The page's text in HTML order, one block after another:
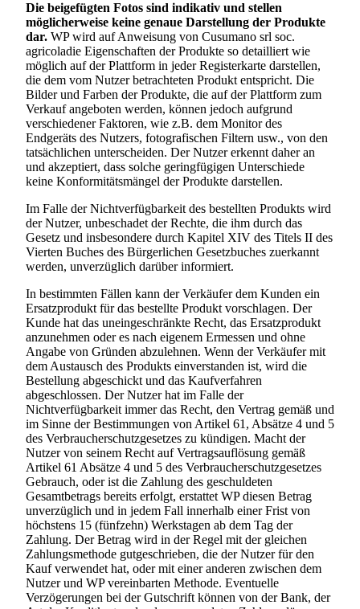
Die beigefügten Fotos sind indikativ und stellen
möglicherweise keine genaue Darstellung der Produkte
dar. WP wird auf Anweisung von Cusumano srl soc.
agricoladie Eigenschaften der Produkte so detailliert wie
möglich auf der Plattform in jeder Registerkarte darstellen,
die dem vom Nutzer betrachteten Produkt entspricht. Die
Bilder und Farben der Produkte, die auf der Plattform zum
Verkauf angeboten werden, können jedoch aufgrund
verschiedener Faktoren, wie z.B. dem Monitor des
Endgeräts des Nutzers, fotografischen Filtern usw., von den
tatsächlichen unterscheiden. Der Nutzer erkennt daher an
und akzeptiert, dass solche geringfügigen Unterschiede
keine Konformitätsmängel der Produkte darstellen.
Im Falle der Nichtverfügbarkeit des bestellten Produkts wird
der Nutzer, unbeschadet der Rechte, die ihm durch das
Gesetz und insbesondere durch Kapitel XIV des Titels II des
Vierten Buches des Bürgerlichen Gesetzbuches zuerkannt
werden, unverzüglich darüber informiert.
In bestimmten Fällen kann der Verkäufer dem Kunden ein
Ersatzprodukt für das bestellte Produkt vorschlagen. Der
Kunde hat das uneingeschränkte Recht, das Ersatzprodukt
anzunehmen oder es nach eigenem Ermessen und ohne
Angabe von Gründen abzulehnen. Wenn der Verkäufer mit
dem Austausch des Produkts einverstanden ist, wird die
Bestellung abgeschickt und das Kaufverfahren
abgeschlossen. Der Nutzer hat im Falle der
Nichtverfügbarkeit immer das Recht, den Vertrag gemäß und
im Sinne der Bestimmungen von Artikel 61, Absätze 4 und 5
des Verbraucherschutzgesetzes zu kündigen. Macht der
Nutzer von seinem Recht auf Vertragsauflösung gemäß
Artikel 61 Absätze 4 und 5 des Verbraucherschutzgesetzes
Gebrauch, oder ist die Zahlung des geschuldeten
Gesamtbetrags bereits erfolgt, erstattet WP diesen Betrag
unverzüglich und in jedem Fall innerhalb einer Frist von
höchstens 15 (fünfzehn) Werkstagen ab dem Tag der
Zahlung. Der Betrag wird in der Regel mit der gleichen
Zahlungsmethode gutgeschrieben, die der Nutzer für den
Kauf verwendet hat, oder mit einer anderen zwischen dem
Nutzer und WP vereinbarten Methode. Eventuelle
Verzögerungen bei der Gutschrift können von der Bank, der